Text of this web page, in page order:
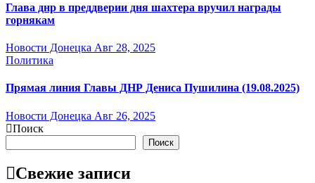
Глава днр в преддверии дня шахтера вручил награды
горнякам
Новости Донецка Авг 28, 2025
Политика
Прямая линия Главы ДНР Дениса Пушилина (19.08.2025)
Новости Донецка Авг 26, 2025
Поиск
Поиск
Свежие записи